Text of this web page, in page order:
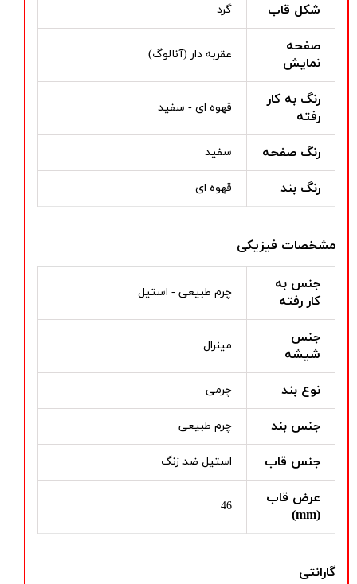
شکل قاب گرد
صفحه
نمایش
عقربه دار (آنالوگ)
رنگ به کار
رفته
قهوه ای - سفید
رنگ صفحه سفید
رنگ بند قهوه ای
مشخصات فیزیکی
جنس به
کار رفته
چرم طبیعی - استیل
جنس
شیشه
مینرال
نوع بند چرمی
جنس بند چرم طبیعی
جنس قاب استیل ضد زنگ
عرض قاب
(mm)
46
گارانتی